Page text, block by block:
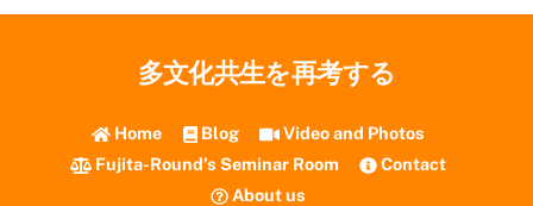
多文化共生を再考する
Home Blog
Video and Photos
Fujita-Round’s Seminar Room
Contact
About us